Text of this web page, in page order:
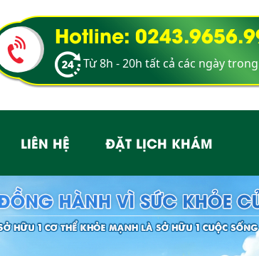
Hotline:
Từ 8h - 20h tất cả các ngày
LIÊN HỆ ĐẶT LỊCH KHÁM